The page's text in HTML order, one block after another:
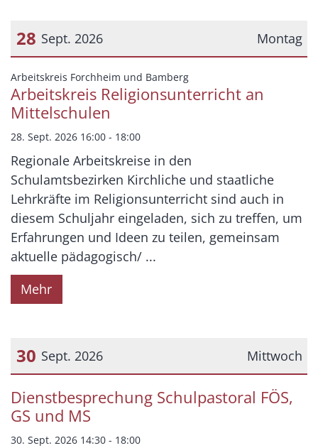
Montag
28 Sept. 2026
Datum: 28. September 2026
Arbeitskreis Forchheim und Bamberg:
Arbeitskreis Religionsunterricht an
Mittelschulen
28. Sept. 2026 16:00 - 18:00
Regionale Arbeitskreise in den
Schulamtsbezirken Kirchliche und staatliche
Lehrkräfte im Religionsunterricht sind auch in
diesem Schuljahr eingeladen, sich zu treffen, um
Erfahrungen und Ideen zu teilen, gemeinsam
aktuelle pädagogisch/ ...
Mehr
Mittwoch
30 Sept. 2026
Datum: 30. September 2026
Dienstbesprechung Schulpastoral FÖS,
GS und MS
30. Sept. 2026 14:30 - 18:00